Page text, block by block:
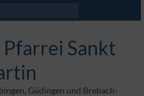
Sankt
Güdingen und Brebach-